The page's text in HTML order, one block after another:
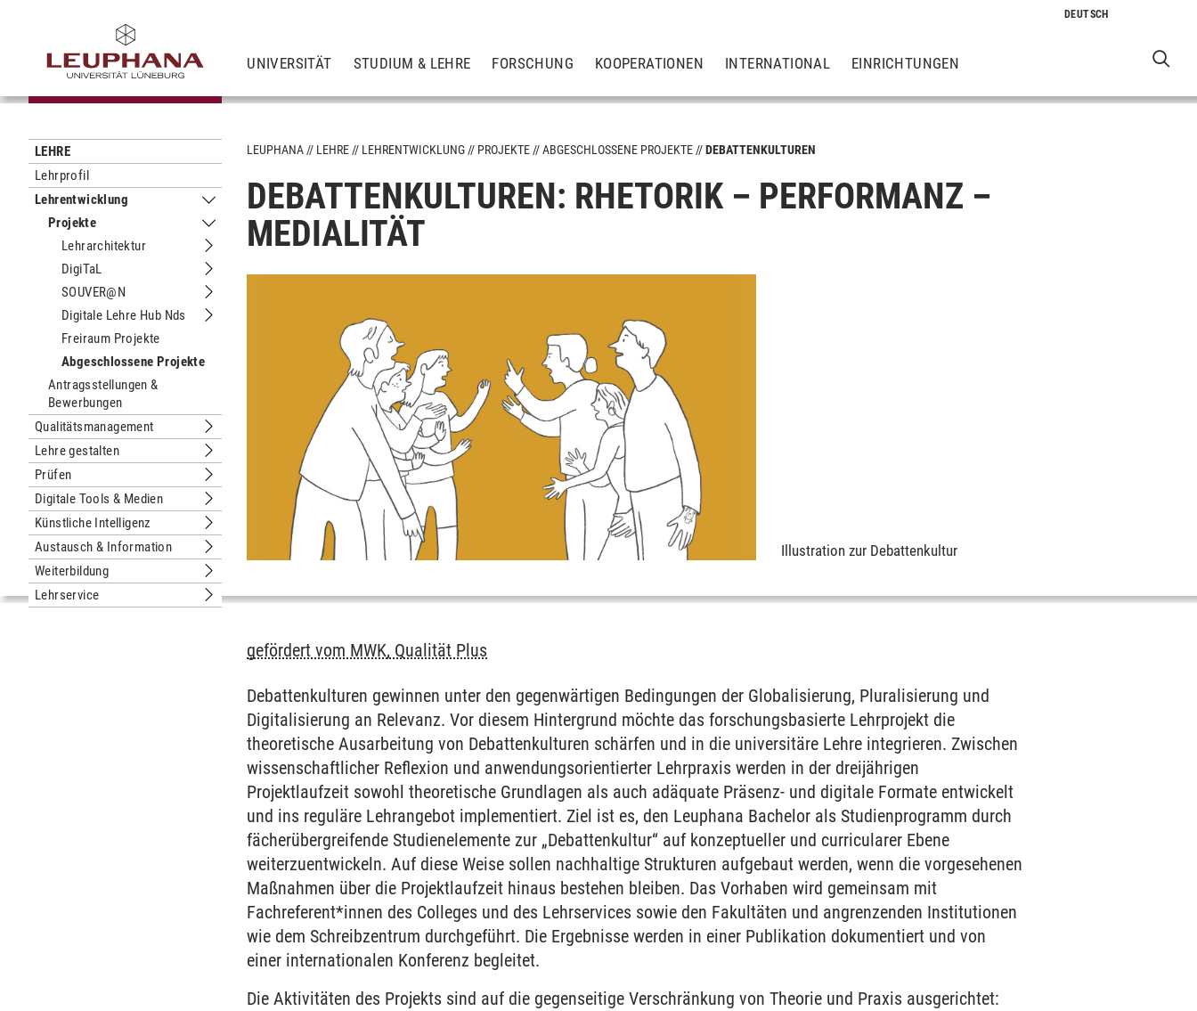
UNIVERSITÄT STUDIUM & LEHRE FORSCHUNG KOOPERATIONEN INTERNATIONAL EINRICHTUNGEN
LEHRE
Lehrprofil
Lehrentwicklung
Untermenu Lehrentwicklung
Projekte
Untermenu Projekte
Lehrarchitektur
Untermenu Lehrarchitektur
DigiTaL
Untermenu DigiTaL
SOUVER@N
Untermenu SOUVER@N
Digitale Lehre Hub Nds
Untermenu Digitale Lehre Hub Nds
Freiraum Projekte
Abgeschlossene Projekte
Antragsstellungen &
Bewerbungen
Qualitätsmanagement
Untermenu Qualitätsmanagement
Lehre gestalten
Untermenu Lehre gestalten
Prüfen
Untermenu Prüfen
Digitale Tools & Medien
Untermenu Digitale Tools & Medien
Künstliche Intelligenz
Untermenu Künstliche Intelligenz
Austausch & Information
Untermenu Austausch & Information
Weiterbildung
Untermenu Weiterbildung
Lehrservice
Untermenu Lehrservice
LEUPHANA LEHRE LEHRENTWICKLUNG PROJEKTE ABGESCHLOSSENE PROJEKTE DEBATTENKULTUREN
DEBATTENKULTUREN: RHETORIK – PERFORMANZ –
MEDIALITÄT
Illustration zur Debattenkultur
gefördert vom MWK, Qualität Plus
Debattenkulturen gewinnen unter den gegenwärtigen Bedingungen der Globalisierung, Pluralisierung und
Digitalisierung an Relevanz. Vor diesem Hintergrund möchte das forschungsbasierte Lehrprojekt die
theoretische Ausarbeitung von Debattenkulturen schärfen und in die universitäre Lehre integrieren. Zwischen
wissenschaftlicher Reflexion und anwendungsorientierter Lehrpraxis werden in der dreijährigen
Projektlaufzeit sowohl theoretische Grundlagen als auch adäquate Präsenz- und digitale Formate entwickelt
und ins reguläre Lehrangebot implementiert. Ziel ist es, den Leuphana Bachelor als Studienprogramm durch
fächerübergreifende Studienelemente zur „Debattenkultur“ auf konzeptueller und curricularer Ebene
weiterzuentwickeln. Auf diese Weise sollen nachhaltige Strukturen aufgebaut werden, wenn die vorgesehenen
Maßnahmen über die Projektlaufzeit hinaus bestehen bleiben. Das Vorhaben wird gemeinsam mit
Fachreferent*innen des Colleges und des Lehrservices sowie den Fakultäten und angrenzenden Institutionen
wie dem Schreibzentrum durchgeführt. Die Ergebnisse werden in einer Publikation dokumentiert und von
einer internationalen Konferenz begleitet.
Die Aktivitäten des Projekts sind auf die gegenseitige Verschränkung von Theorie und Praxis ausgerichtet: